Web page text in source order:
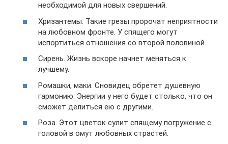
необходимой для новых свершений.
Хризантемы. Такие грезы пророчат неприятности
на любовном фронте. У спящего могут
испортиться отношения со второй половиной.
Сирень. Жизнь вскоре начнет меняться к
лучшему.
Ромашки, маки. Сновидец обретет душевную
гармонию. Энергии у него будет столько, что он
сможет делиться ею с другими.
Роза. Этот цветок сулит спящему погружение с
головой в омут любовных страстей.